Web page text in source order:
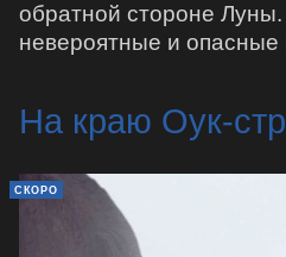
обратной стороне
невероятные и опасные
На краю Оук-
СКОРО